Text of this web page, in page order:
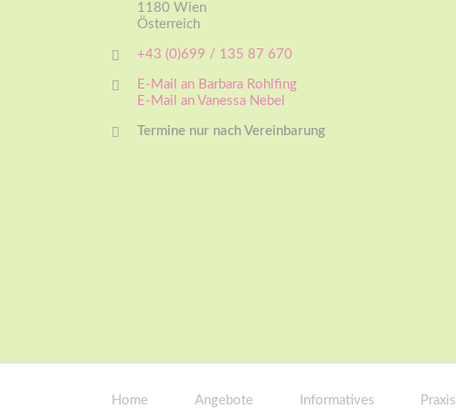
1180 Wien
Österreich
+43 (0)699 / 135 87 670
E-Mail an Barbara Rohlfing
E-Mail an Vanessa Nebel
Termine nur nach Vereinbarung
Home
Angebote Informatives Praxis